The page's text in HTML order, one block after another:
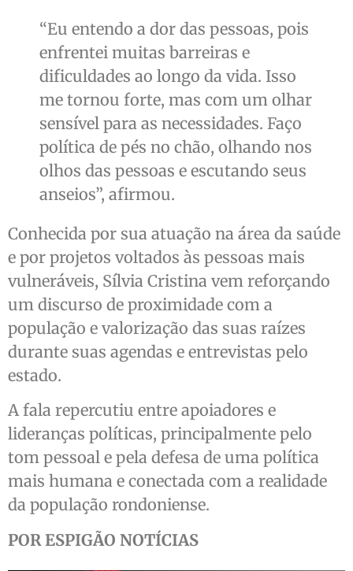
“Eu entendo a dor das pessoas, pois
enfrentei muitas barreiras e
dificuldades ao longo da vida. Isso
me tornou forte, mas com um olhar
sensível para as necessidades. Faço
política de pés no chão, olhando nos
olhos das pessoas e escutando seus
anseios”, afirmou.
Conhecida por sua atuação na área da saúde
e por projetos voltados às pessoas mais
vulneráveis, Sílvia Cristina vem reforçando
um discurso de proximidade com a
população e valorização das suas raízes
durante suas agendas e entrevistas pelo
estado.
A fala repercutiu entre apoiadores e
lideranças políticas, principalmente pelo
tom pessoal e pela defesa de uma política
mais humana e conectada com a realidade
da população rondoniense.
POR ESPIGÃO NOTÍCIAS